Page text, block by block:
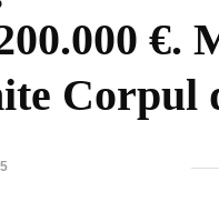
€.
Corpul